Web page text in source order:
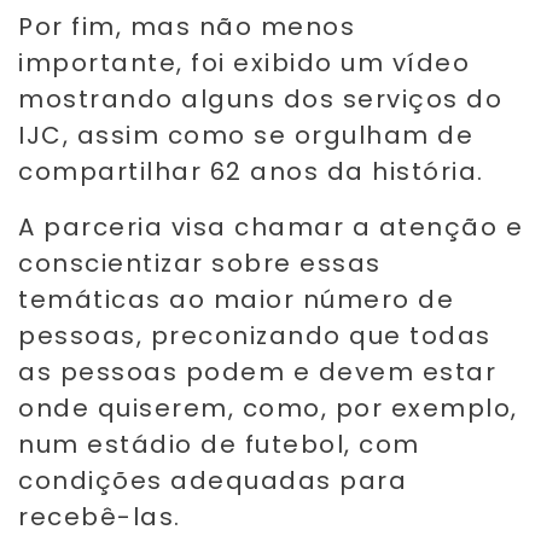
Por fim, mas não menos
importante, foi exibido um vídeo
mostrando alguns dos serviços do
IJC, assim como se orgulham de
compartilhar 62 anos da história.
A parceria visa chamar a atenção e
conscientizar sobre essas
temáticas ao maior número de
pessoas, preconizando que todas
as pessoas podem e devem estar
onde quiserem, como, por exemplo,
num estádio de futebol, com
condições adequadas para
recebê-las.